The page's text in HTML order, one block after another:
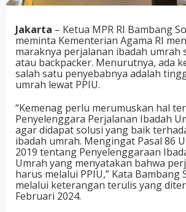
Jakarta – Ketua MPR RI Bambang
meminta Kementerian Agama RI
maraknya perjalanan ibadah umrah
atau backpacker. Menurutnya, ada
salah satu penyebabnya adalah
umrah lewat PPIU.
“Kemenag perlu merumuskan hal
Penyelenggara Perjalanan Ibadah
agar didapat solusi yang baik
ibadah umrah. Mengingat Pasal 86
2019 tentang Penyelenggaraan
Umrah yang menyatakan bahwa
harus melalui PPIU,” Kata Bambang
melalui keterangan terulis yang
Februari 2024.